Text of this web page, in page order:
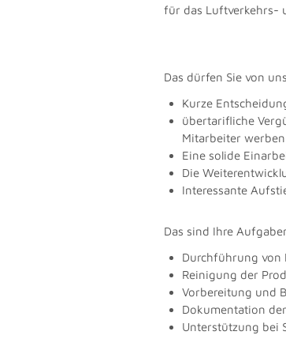
für das Luftverkehrs-
Das dürfen Sie von
Kurze
übertarifliche
Mitarbeiter
Eine solide
Die
Interessante
Das sind Ihre
Durchführung von
Reinigung der
Vorbereitung und
Dokumentation
Unterstützung bei